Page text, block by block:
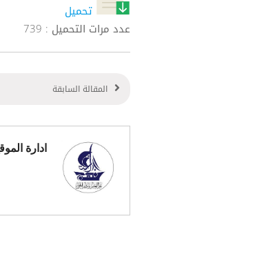
تحميل
عدد مرات التحميل : 739
المقالة السابقة
ادارة